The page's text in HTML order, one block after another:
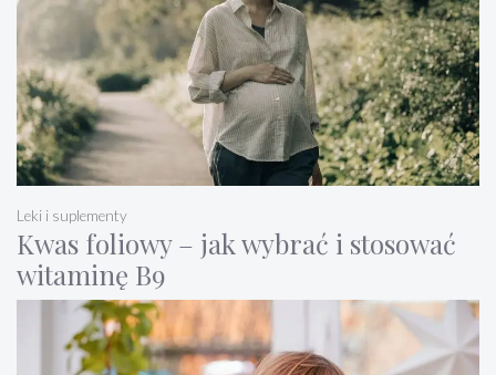
Kwas foliowy – jak wybrać i stosować
witaminę B9
Leki i suplementy